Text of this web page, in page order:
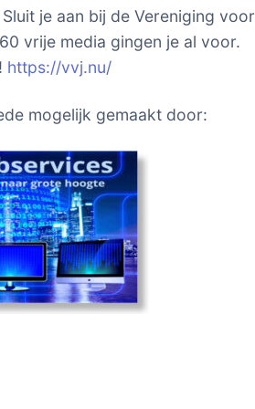
je aan bij de Vereniging voor
vrije media gingen je al voor.
https://vvj.nu/
mogelijk gemaakt door: